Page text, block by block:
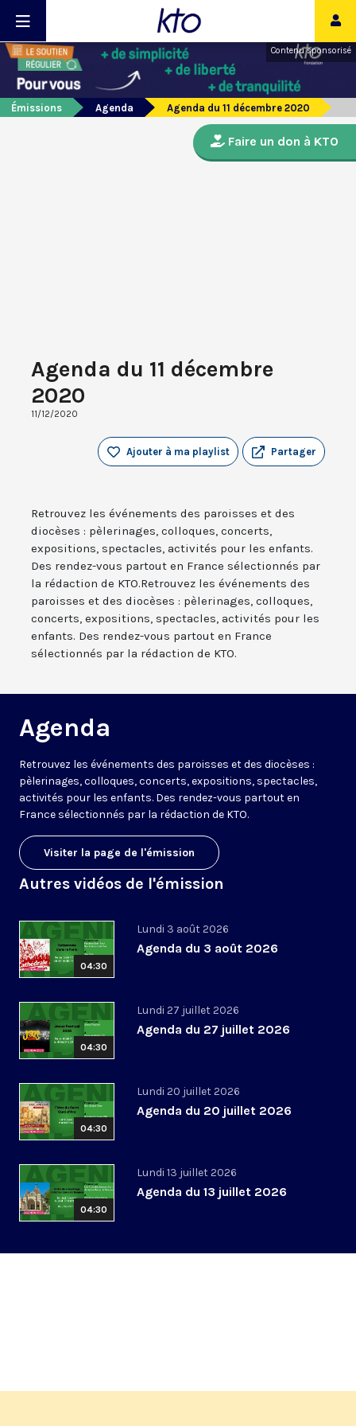
Contenu sponsorisé
Émissions Agenda Agenda du 11 décembre 2020
Agenda du 11 décembre
2020
11/12/2020
Partager
Ajouter à ma playlist
Retrouvez les événements des paroisses et des
diocèses : pèlerinages, colloques, concerts,
expositions, spectacles, activités pour les enfants.
Des rendez-vous partout en France sélectionnés par
la rédaction de KTO.Retrouvez les événements des
paroisses et des diocèses : pèlerinages, colloques,
concerts, expositions, spectacles, activités pour les
enfants. Des rendez-vous partout en France
sélectionnés par la rédaction de KTO.
Agenda
Retrouvez les événements des paroisses et des diocèses :
pèlerinages, colloques, concerts, expositions, spectacles,
activités pour les enfants. Des rendez-vous partout en
France sélectionnés par la rédaction de KTO.
Visiter la page de l'émission
Autres vidéos de l'émission
04:30
Lundi 3 août 2026
Agenda du 3 août 2026
04:30
Lundi 27 juillet 2026
Agenda du 27 juillet 2026
04:30
Lundi 20 juillet 2026
Agenda du 20 juillet 2026
04:30
Lundi 13 juillet 2026
Agenda du 13 juillet 2026
Faire un don à KTO